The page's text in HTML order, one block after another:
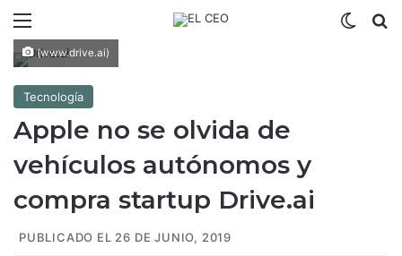
(www.drive.ai)
Tecnología
Apple no se olvida de
vehículos autónomos y
compra startup Drive.ai
PUBLICADO EL 26 DE JUNIO, 2019